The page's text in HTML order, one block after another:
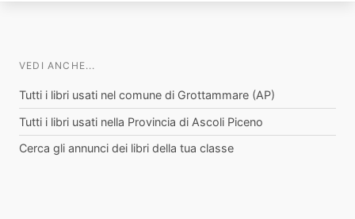
VEDI ANCHE...
Tutti i libri usati nel comune di Grottammare (AP)
Tutti i libri usati nella Provincia di Ascoli Piceno
Cerca gli annunci dei libri della tua classe